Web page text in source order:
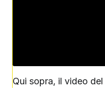
Qui sopra, il video del